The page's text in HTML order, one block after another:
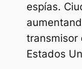
espías.
transmisor
Estados